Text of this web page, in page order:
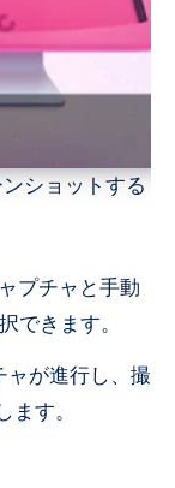
ショットする
プチャと手動
できます。
ャが進行し、撮
ます。